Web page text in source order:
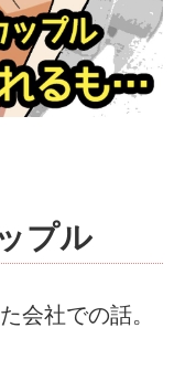
プル
会社での話。